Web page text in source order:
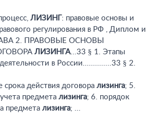
ЛИЗИНГ : правовые основы и
регулирования в РФ , Диплом и
2. ПРАВОВЫЕ ОСНОВЫ
ЛИЗИНГА...33 § 1. Этапы
деятельности в России..............33 § 2.
срока действия договора лизинга; 5.
предмета лизинга; 6. порядок
предмета лизинга; ...